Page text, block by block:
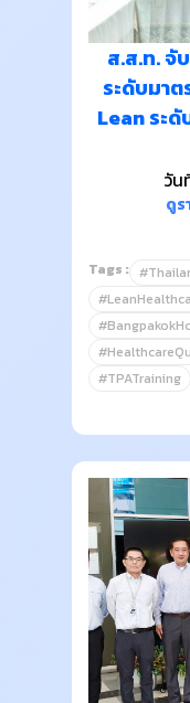
ส.ส.ท. จั
ระดับมา
Lean ระ
วัน
ดูร
Tags :
#TPATraining